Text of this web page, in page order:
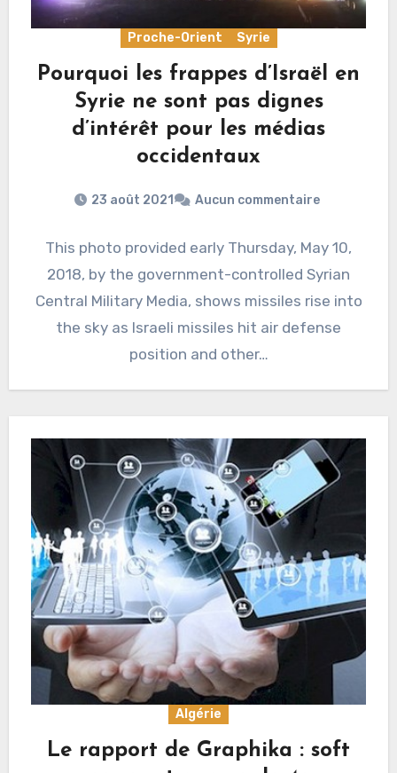
Proche-Orient Syrie
Pourquoi les frappes d’Israël en
Syrie ne sont pas dignes
d’intérêt pour les médias
occidentaux
23 août 2021 Aucun commentaire
This photo provided early Thursday, May 10,
2018, by the government-controlled Syrian
Central Military Media, shows missiles rise into
the sky as Israeli missiles hit air defense
position and other…
Algérie
Le rapport de Graphika : soft